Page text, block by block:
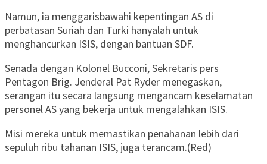
Namun, ia menggarisbawahi kepentingan AS di
perbatasan Suriah dan Turki hanyalah untuk
menghancurkan ISIS, dengan bantuan SDF.
Senada dengan Kolonel Bucconi, Sekretaris pers
Pentagon Brig. Jenderal Pat Ryder menegaskan,
serangan itu secara langsung mengancam keselamatan
personel AS yang bekerja untuk mengalahkan ISIS.
Misi mereka untuk memastikan penahanan lebih dari
sepuluh ribu tahanan ISIS, juga terancam.(Red)